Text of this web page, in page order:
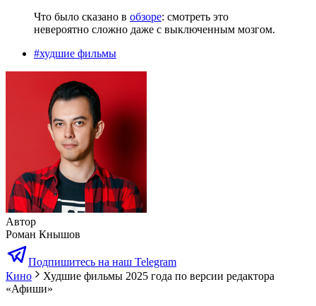
Что было сказано в обзоре: смотреть это
невероятно сложно даже с выключенным мозгом.
#худшие фильмы
Автор
Роман Кнышов
Подпишитесь на наш Telegram
Кино
Худшие фильмы 2025 года по версии редактора
«Афиши»